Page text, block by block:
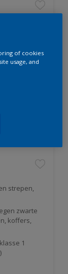
1
strepen,
zwarte
koffers,
1
of cookies
usage, and